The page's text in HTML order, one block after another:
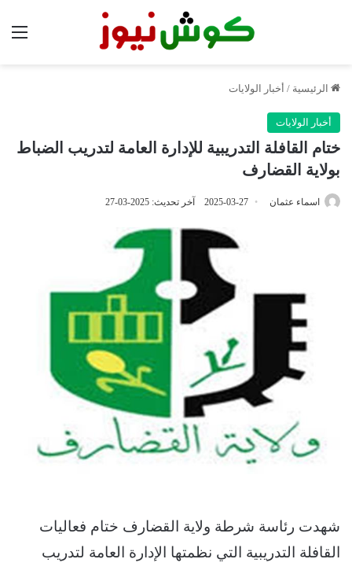
الرئيسية / أخبار الولايات
أخبار الولايات
ختام القافلة التدريبية للإدارة العامة لتدريب الضباط
بولاية القضارف
اسماء عثمان 2025-03-27 آخر تحديث: 2025-03-27
شهدت رئاسة شرطة ولاية القضارف ختام فعاليات
القافلة التدريبية التي نظمتها الإدارة العامة لتدريب